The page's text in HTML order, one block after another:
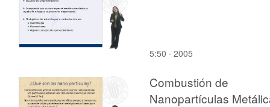
5:50 · 2005
Combustión de
Nanopartículas